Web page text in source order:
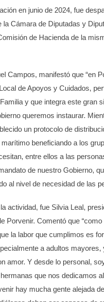
en junio de 2024, fue
Cámara de Diputadas y
de Hacienda de la
Campos, manifestó que “en
de Apoyos y Cuidados,
y que integra este gran
queremos instaurar.
un protocolo de
beneficiando a los
entre ellos a las
de nuestro Gobierno,
al nivel de necesidad de las
actividad, fue Silvia Leal,
Porvenir. Comentó que
la labor que cumplimos es
a adultos mayores,
amor. Y desde lo personal,
que nos dedicamos
hay mucha gente alejada